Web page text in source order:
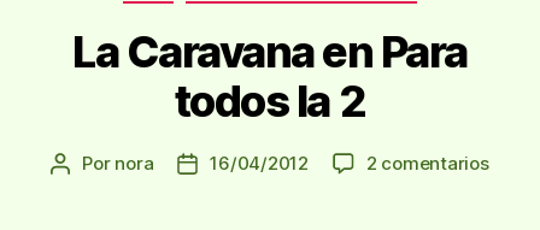
La Caravana en Para
todos la 2
Autor
Por nora
Fecha16/04/2012 2 comentariosen